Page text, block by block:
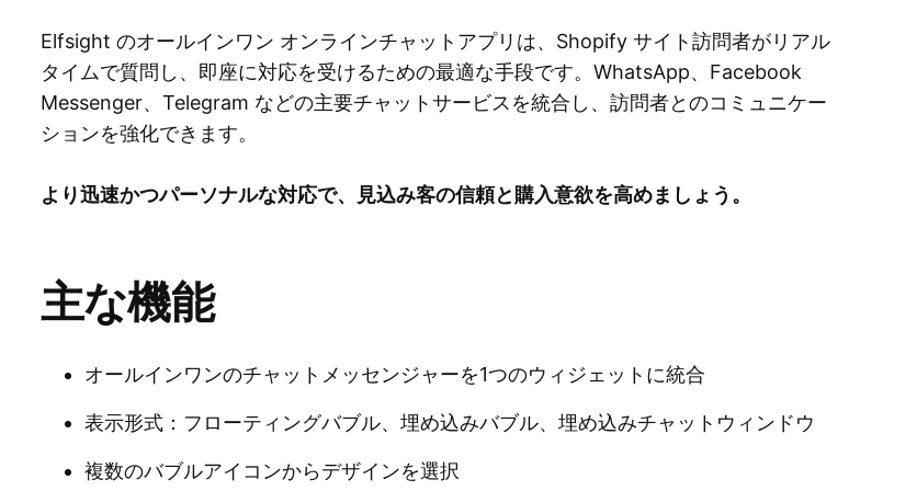
Elfsight のオールインワン オンラインチャットアプリは、Shopify サイト訪問者がリアル
タイムで質問し、即座に対応を受けるための最適な手段です。WhatsApp、Facebook
Messenger、Telegram などの主要チャットサービスを統合し、訪問者とのコミュニケー
ションを強化できます。
より迅速かつパーソナルな対応で、見込み客の信頼と購入意欲を高めましょう。
主な機能
オールインワンのチャットメッセンジャーを1つのウィジェットに統合
表示形式：フローティングバブル、埋め込みバブル、埋め込みチャットウィンドウ
複数のバブルアイコンからデザインを選択